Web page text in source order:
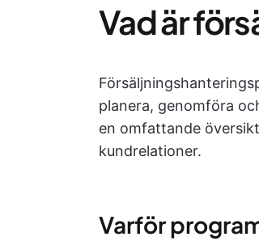
Vad är
planera, genomföra
en omfattande
kundrelationer.
Varför